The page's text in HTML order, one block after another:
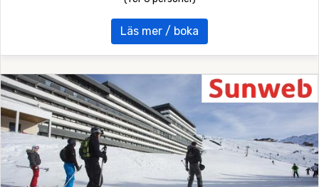
Läs mer / boka